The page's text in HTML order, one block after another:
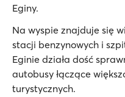
Eginy.
Na wyspie znajduje się
stacji benzynowych i
Eginie działa dość
autobusy łączące
turystycznych.